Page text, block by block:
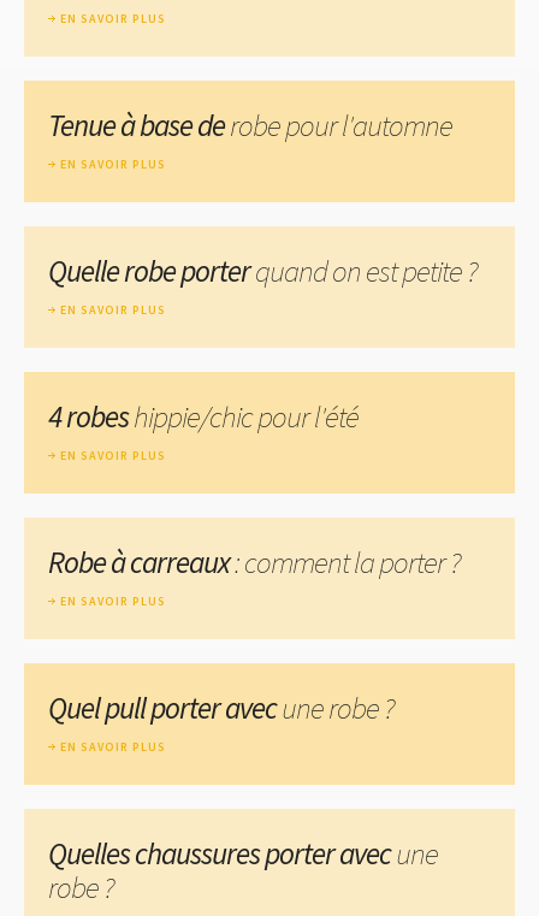
EN SAVOIR PLUS
Tenue à base derobe pour l'automne
EN SAVOIR PLUS
Quelle robe porterquand on est petite ?
EN SAVOIR PLUS
4 robeshippie/chic pour l'été
EN SAVOIR PLUS
Robe à carreaux: comment la porter ?
EN SAVOIR PLUS
Quel pull porter avecune robe ?
EN SAVOIR PLUS
Quelles chaussures porter avecune
robe ?